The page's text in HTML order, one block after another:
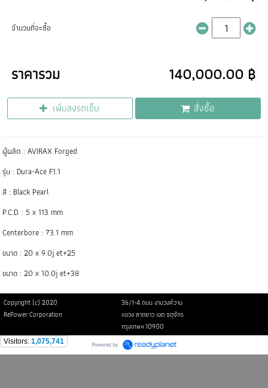
จำนวนที่จะซื้อ
ราคารวม 140,000.00 ฿
เพิ่มลงรถเข็น สั่งซื้อ
ผู้ผลิต : AVIRAX Forged
รุ่น : Dura-Ace F1.1
สี : Black Pearl
P.C.D. : 5 x 113 mm
Centerbore : 73.1 mm
ขนาด : 20 x 9.0j et+25
ขนาด : 20 x 10.0j et+38
Copyright (c) 2020
36/1-4 ถนน งามวงศ์วาน
RePower Corporation
แขวง ลาดยาว เขต จตุจักร
กรุงเทพฯ 10900
Visitors: 1,075,741